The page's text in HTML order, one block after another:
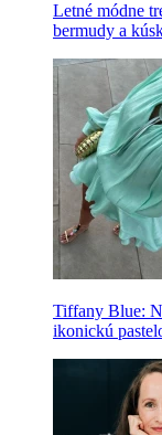
Letné módne
bermudy a
Tiffany Blue:
ikonickú